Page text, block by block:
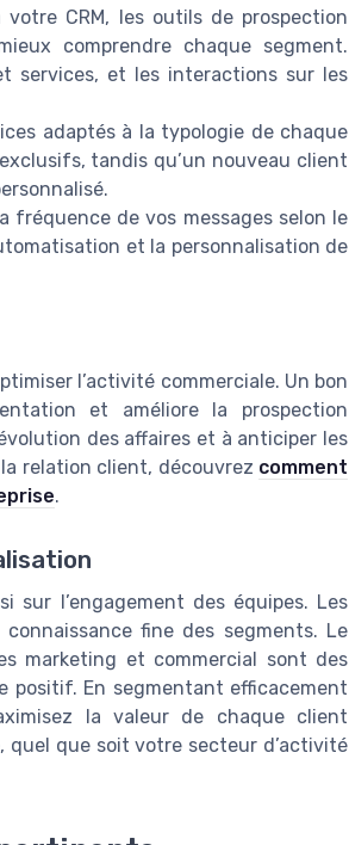
CRM, les outils de prospection
comprendre chaque segment.
services, et les interactions sur les
adaptés à la typologie de chaque
tandis qu’un nouveau client
fréquence de vos messages selon le
et la personnalisation de
l’activité commerciale. Un bon
et améliore la prospection
des affaires et à anticiper les
relation client, découvrez comment
.
sur l’engagement des équipes. Les
fine des segments. Le
marketing et commercial sont des
positif. En segmentant efficacement
la valeur de chaque client
que soit votre secteur d’activité